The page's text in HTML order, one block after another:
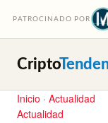
PATROCINADO POR
Cripto
Inicio · Actualidad
Actualidad